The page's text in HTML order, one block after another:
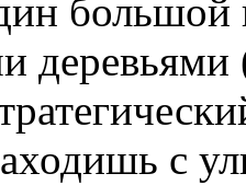
большой
деревьями
с